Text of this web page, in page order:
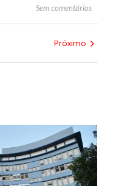
Sem comentários
Próximo